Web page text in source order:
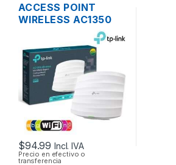
ACCESS POINT
WIRELESS AC1350
TP-LINK EAP225
DUAL BAND
1350MBPS GIGABIT
SOPORTA POE
MONTAJE EN
TECHO
$94.99 Incl. IVA
Precio en efectivo o
transferencia